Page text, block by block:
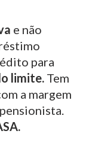
e não
para
limite. Tem
a margem